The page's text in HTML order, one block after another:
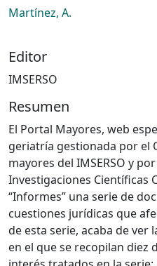
Martínez, A.
Editor
IMSERSO
Resumen
El Portal Mayores, web
geriatría gestionada por el
mayores del IMSERSO y
Investigaciones Científicas
“Informes” una serie de
cuestiones jurídicas que
de esta serie, acaba de
en el que se recopilan diez